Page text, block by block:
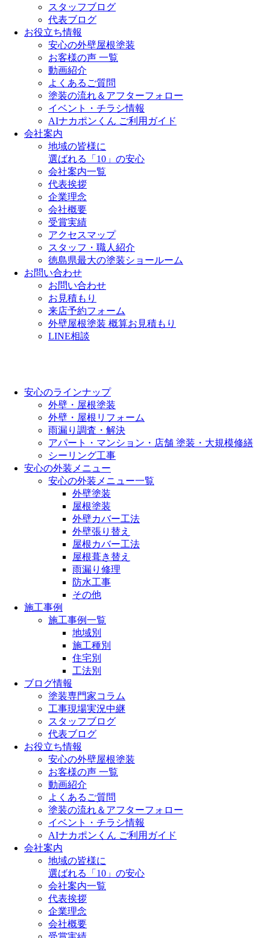
スタッフブログ
代表ブログ
お役立ち情報
安心の外壁屋根塗装
お客様の声 一覧
動画紹介
よくあるご質問
塗装の流れ＆アフターフォロー
イベント・チラシ情報
AIナカポンくん ご利用ガイド
会社案内
地域の皆様に
選ばれる「10」の安心
会社案内一覧
代表挨拶
企業理念
会社概要
受賞実績
アクセスマップ
スタッフ・職人紹介
徳島県最大の塗装ショールーム
お問い合わせ
お問い合わせ
お見積もり
来店予約フォーム
外壁屋根塗装 概算お見積もり
LINE相談
安心のラインナップ
外壁・屋根塗装
外壁・屋根リフォーム
雨漏り調査・解決
アパート・マンション・店舗 塗装・大規模修繕
シーリング工事
安心の外装メニュー
安心の外装メニュー一覧
外壁塗装
屋根塗装
外壁カバー工法
外壁張り替え
屋根カバー工法
屋根葺き替え
雨漏り修理
防水工事
その他
施工事例
施工事例一覧
地域別
施工種別
住宅別
工法別
ブログ情報
塗装専門家コラム
工事現場実況中継
スタッフブログ
代表ブログ
お役立ち情報
安心の外壁屋根塗装
お客様の声 一覧
動画紹介
よくあるご質問
塗装の流れ＆アフターフォロー
イベント・チラシ情報
AIナカポンくん ご利用ガイド
会社案内
地域の皆様に
選ばれる「10」の安心
会社案内一覧
代表挨拶
企業理念
会社概要